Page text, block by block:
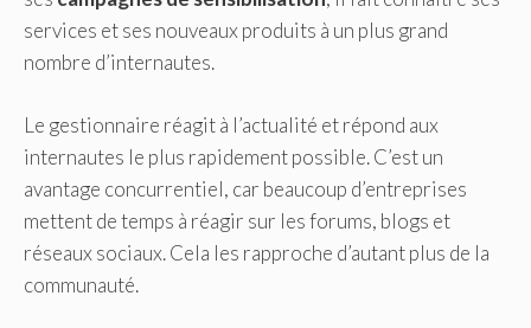
services et ses nouveaux produits à un plus grand
nombre d’internautes.
Le gestionnaire réagit à l’actualité et répond aux
internautes le plus rapidement possible. C’est un
avantage concurrentiel, car beaucoup d’entreprises
mettent de temps à réagir sur les forums, blogs et
réseaux sociaux. Cela les rapproche d’autant plus de la
communauté.